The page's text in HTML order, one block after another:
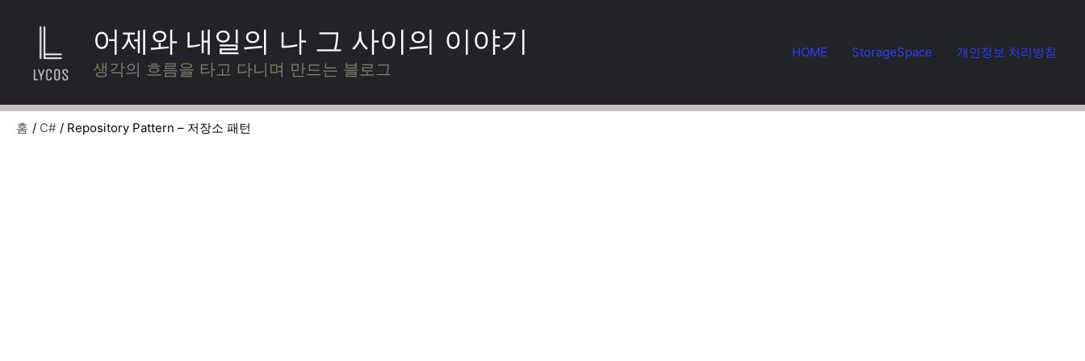
너
어제와 내일의 나 그 사이의 이야기
생각의 흐름을 타고 다니며 만드는 블로그
HOME StorageSpace 개인정보 처리방침
홈 C# Repository Pattern – 저장소 패턴